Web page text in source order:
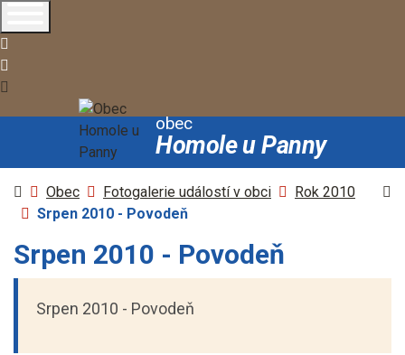
obec
Homole u Panny
Úvodní stránka
Obec Fotogalerie událostí v obci
Rok 2010
Srpen 2010 - Povodeň
Srpen 2010 - Povodeň
Srpen 2010 - Povodeň